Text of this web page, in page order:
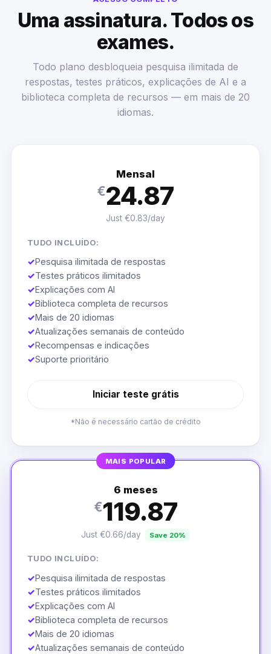
Uma assinatura. Todos os
exames.
Todo plano desbloqueia pesquisa ilimitada de
respostas, testes práticos, explicações de AI e a
biblioteca completa de recursos — em mais de 20
idiomas.
Mensal
€24.87
Just €0.83/day
TUDO INCLUÍDO:
✓Pesquisa ilimitada de respostas
✓Testes práticos ilimitados
✓Explicações com AI
✓Biblioteca completa de recursos
✓Mais de 20 idiomas
✓Atualizações semanais de conteúdo
✓Recompensas e indicações
✓Suporte prioritário
Iniciar teste grátis
*Não é necessário cartão de crédito
MAIS POPULAR
6 meses
€119.87
Just €0.66/day Save 20%
TUDO INCLUÍDO:
✓Pesquisa ilimitada de respostas
✓Testes práticos ilimitados
✓Explicações com AI
✓Biblioteca completa de recursos
✓Mais de 20 idiomas
✓Atualizações semanais de conteúdo